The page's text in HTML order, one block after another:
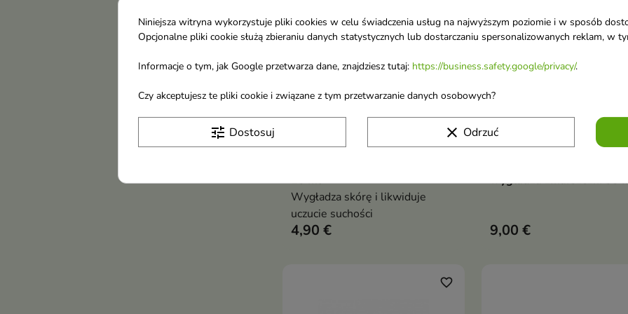
Dodaj do koszyka
Floslek Żel do powiek i pod
15 ml
Wygładza skórę i likwiduje
uczucie suchości
4,90 €
Dodaj do
Floslek ARNICA Krem
wygładza zmarszczki 30
9,00 €
favorite_border
Niniejsza witryna wykorzystuje pliki cookies w celu świadczenia usług na najwyższym poziomie i w sposób
Opcjonalne pliki cookie służą zbieraniu danych statystycznych lub dostarczaniu spersonalizowanych reklam, w
Informacje o tym, jak Google przetwarza dane, znajdziesz tutaj: https://business.safety.google/privacy/.
Czy akceptujesz te pliki cookie i związane z tym przetwarzanie danych osobowych?
tune Dostosuj clear Odrzuć